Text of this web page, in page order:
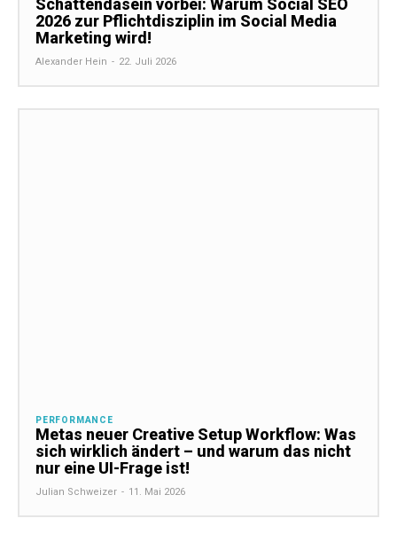
Schattendasein vorbei: Warum Social SEO
2026 zur Pflichtdisziplin im Social Media
Marketing wird!
Alexander Hein - 22. Juli 2026
PERFORMANCE
Metas neuer Creative Setup Workflow: Was
sich wirklich ändert – und warum das nicht
nur eine UI-Frage ist!
Julian Schweizer - 11. Mai 2026